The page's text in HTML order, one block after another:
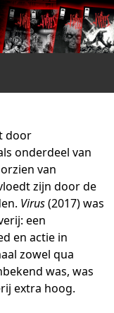
Next
door
onderdeel van
van
zijn door de
Virus(2017) was
een
en actie in
zowel qua
was, was
extra hoog.